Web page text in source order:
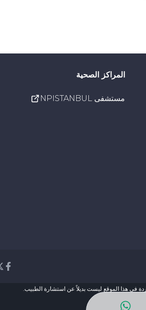
المراكز الصحية
مستشفى NPISTANBUL
في هذا الموقع ليست بديلاً عن استشارة الطبيب.